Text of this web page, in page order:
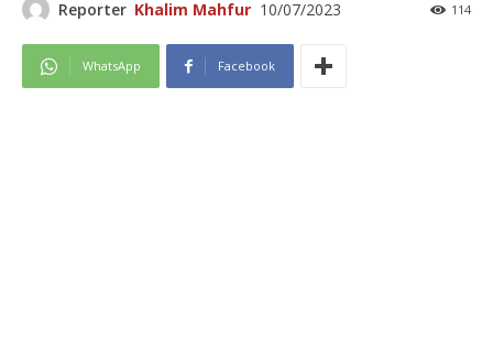
Reporter Khalim Mahfur 10/07/2023 114
WhatsApp Facebook